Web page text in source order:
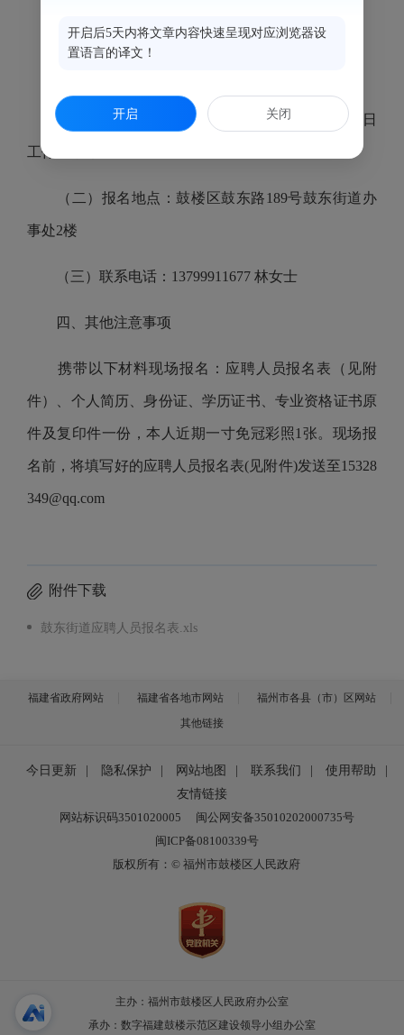
（五）年龄在40周岁以下。
（一）报名时间：2026年5月11日至2026年5月17日
工作日，每日8:30-12：00,14:30-18:00
（二）报名地点：鼓楼区鼓东路189号鼓东街道办
事处2楼
（三）联系电话：13799911677 林女士
四、其他注意事项
携带以下材料现场报名：应聘人员报名表（见附
件）、个人简历、身份证、学历证书、专业资格证书原
件及复印件一份，本人近期一寸免冠彩照1张。现场报
名前，将填写好的应聘人员报名表(见附件)发送至15328
349@qq.com
附件下载
鼓东街道应聘人员报名表.xls
福建省政府网站 福建省各地市网站
福州市各县（市）区网站
其他链接
今日更新 隐私保护 网站地图 联系我们 使用帮助
友情链接
网站标识码3501020005
闽公网安备35010202000735号
闽ICP备08100339号
版权所有：© 福州市鼓楼区人民政府
主办：福州市鼓楼区人民政府办公室
承办：数字福建鼓楼示范区建设领导小组办公室
开启后5天内将文章内容快速呈现对应浏览器设
置语言的译文！
开启 关闭